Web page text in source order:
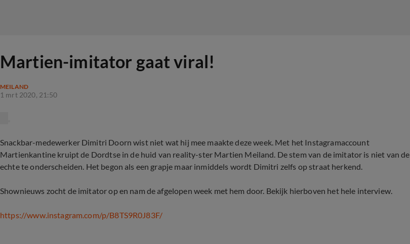
Martien-imitator gaat viral!
MEILAND
1 mrt 2020, 21:50
Snackbar-medewerker Dimitri Doorn wist niet wat hij mee maakte deze week. Met het Instagramaccount
Martienkantine kruipt de Dordtse in de huid van reality-ster Martien Meiland. De stem van de imitator is niet van de
echte te onderscheiden. Het begon als een grapje maar inmiddels wordt Dimitri zelfs op straat herkend.
Shownieuws zocht de imitator op en nam de afgelopen week met hem door. Bekijk hierboven het hele interview.
https://www.instagram.com/p/B8TS9R0J83F/